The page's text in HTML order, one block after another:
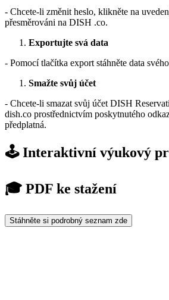
- Chcete-li změnit heslo, klikněte na
přesměrováni na DISH .co.
Exportujte svá data
- Pomocí tlačítka export stáhněte data
Smažte svůj účet
- Chcete-li smazat svůj účet DISH
dish.co prostřednictvím poskytnutého
předplatná.
🕹️ Interaktivní výukový
🎓 PDF ke stažení
Stáhněte si podrobný seznam zde